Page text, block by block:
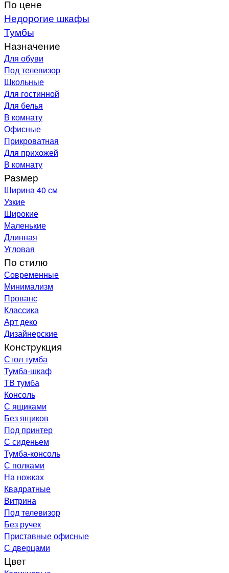
По цене
Недорогие шкафы
Тумбы
Назначение
Для обуви
Под телевизор
Школьные
Для гостинной
Для белья
В комнату
Офисные
Прикроватная
Для прихожей
В комнату
Размер
Ширина 40 см
Узкие
Широкие
Маленькие
Длинная
Угловая
По стилю
Современные
Минимализм
Прованс
Классика
Арт деко
Дизайнерские
Конструкция
Стол тумба
Тумба-шкаф
ТВ тумба
Консоль
С ящиками
Без ящиков
Под принтер
С сиденьем
Тумба-консоль
С полками
На ножках
Квадратные
Витрина
Под телевизор
Без ручек
Приставные офисные
С дверцами
Цвет